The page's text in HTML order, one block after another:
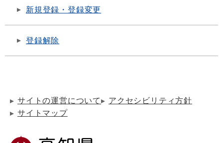
新規登録・登録変更
登録解除
サイトの運営について
アクセシビリティ方針
サイトマップ